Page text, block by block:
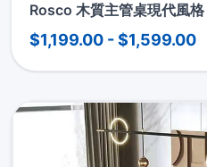
Rosco 木質主管桌現代風格
$1,199.00 - $1,599.00